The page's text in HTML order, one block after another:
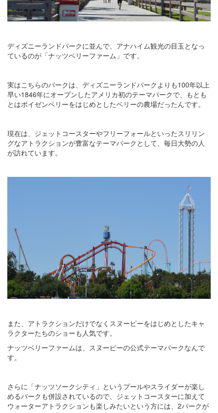
ディズニーランドパークに並んで、アナハイム観光の目玉となっ
ているのが「ナッツベリーファーム」です。
実はこちらのパークは、ディズニーランドパークよりも100年以上
早い1846年にオープンしたアメリカ初のテーマパークで、もとも
とはボイゼンベリーをはじめとしたベリーの農場だったんです。
現在は、ジェットコースターやフリーフォールといったスリリン
グなアトラクションが豊富なテーマパークとして、毎日大勢の人
が訪れています。
また、アトラクションだけでなくスヌーピーをはじめとしたキャ
ラクターたちのショーも人気です。
ナッツベリーファームは、スヌーピーの公式テーマパークなんで
す。
さらに「ナッツソークシティ」というプールやスライダーが楽し
めるパークも併設されているので、ジェットコースターに加えて
ウォーターアトラクションも楽しみたいという方には、2パークが